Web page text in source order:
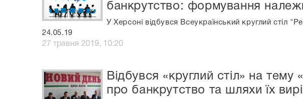
банкрутство: формування
У Херсоні відбувся Всеукраїнський круглий стіл
24.05.19
27 травня 2019, 10:20
Відбувся «круглий стіл» на
про банкрутство та шляхи їх